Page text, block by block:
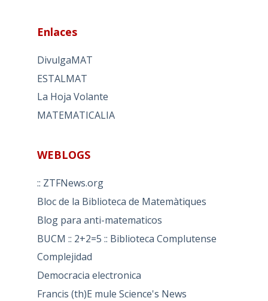
Enlaces
DivulgaMAT
ESTALMAT
La Hoja Volante
MATEMATICALIA
WEBLOGS
:: ZTFNews.org
Bloc de la Biblioteca de Matemàtiques
Blog para anti-matematicos
BUCM :: 2+2=5 :: Biblioteca Complutense
Complejidad
Democracia electronica
Francis (th)E mule Science's News